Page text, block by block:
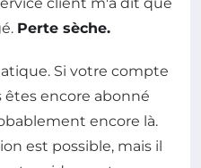
client m'a dit que
Perte sèche.
Si votre compte
encore abonné
encore là.
est possible, mais il